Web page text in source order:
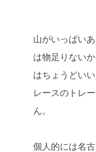
山がいっぱい
は物足りない
はちょうどい
レースのトレ
ん。
個人的には名